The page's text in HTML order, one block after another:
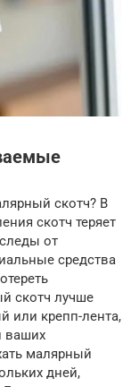
скотч? В
скотч теряет
от
средства
скотч лучше
или крепп-лента,
ваших
малярный
дней,